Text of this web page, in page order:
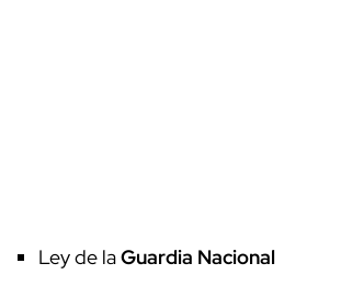
Ley de laGuardia Nacional